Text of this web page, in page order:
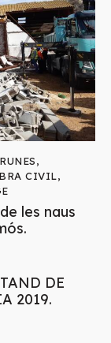
,
CIVIL,
les naus
DE
2019.